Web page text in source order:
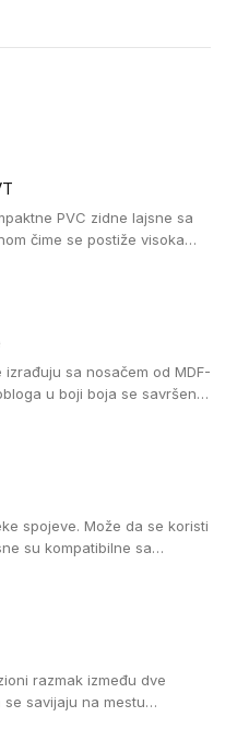
PVC zidne lajsne sa
čime se postiže visoka
sa nosačem od MDF-
u boji boja se savršeno
spojeve. Može da se koristi
su kompatibilne sa
razmak između dve
savijaju na mestu